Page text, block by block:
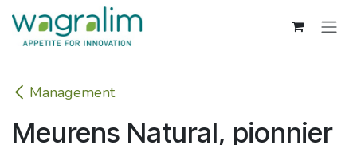
Se rendre au contenu
Management
Meurens Natural, pionnier